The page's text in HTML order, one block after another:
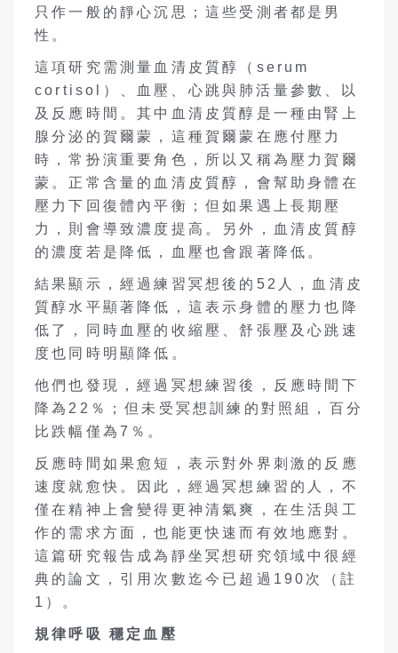
只作一般的靜心沉思；這些受測者都是男
性。
這項研究需測量血清皮質醇（serum
cortisol）、血壓、心跳與肺活量參數、以
及反應時間。其中血清皮質醇是一種由腎上
腺分泌的賀爾蒙，這種賀爾蒙在應付壓力
時，常扮演重要角色，所以又稱為壓力賀爾
蒙。正常含量的血清皮質醇，會幫助身體在
壓力下回復體內平衡；但如果遇上長期壓
力，則會導致濃度提高。另外，血清皮質醇
的濃度若是降低，血壓也會跟著降低。
結果顯示，經過練習冥想後的52人，血清皮
質醇水平顯著降低，這表示身體的壓力也降
低了，同時血壓的收縮壓、舒張壓及心跳速
度也同時明顯降低。
他們也發現，經過冥想練習後，反應時間下
降為22％；但未受冥想訓練的對照組，百分
比跌幅僅為7％。
反應時間如果愈短，表示對外界刺激的反應
速度就愈快。因此，經過冥想練習的人，不
僅在精神上會變得更神清氣爽，在生活與工
作的需求方面，也能更快速而有效地應對。
這篇研究報告成為靜坐冥想研究領域中很經
典的論文，引用次數迄今已超過190次（註
1）。
規律呼吸 穩定血壓